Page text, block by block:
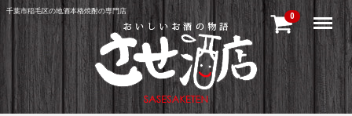
千葉市稲毛区の地酒本格焼酎の専門店
0 Menu